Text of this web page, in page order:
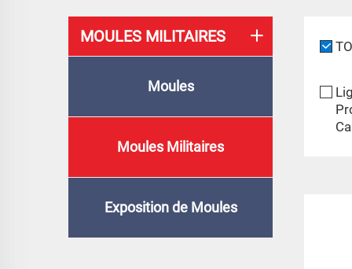
MOULES MILITAIRES
Moules
Moules Militaires
Exposition de Moules